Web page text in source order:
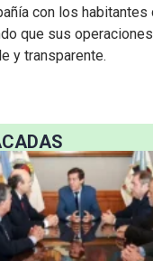
con los habitantes
que sus
y transparente.